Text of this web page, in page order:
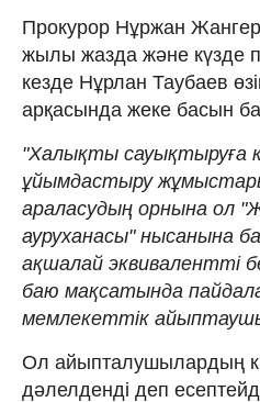
Прокурор Нұржан
жылы жазда және күзде
кезде Нұрлан Таубаев
арқасында жеке басын
"Халықты сауықтыруға
ұйымдастыру
араласудың орнына ол
ауруханасы" нысанына
ақшалай эквивалентті
баю мақсатында
мемлекеттік
Ол айыпталушылардың
дәлелденді деп